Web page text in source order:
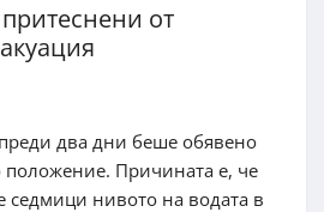
от
два дни беше обявено
положение. Причината е, че
седмици нивото на водата в